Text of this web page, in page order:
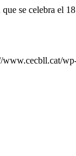
se celebra el
www.cecbll.cat/